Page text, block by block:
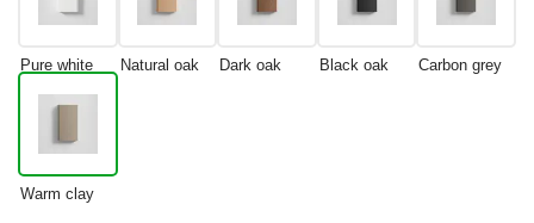
Pure white Natural oak Dark oak Black oak Carbon grey
Warm clay